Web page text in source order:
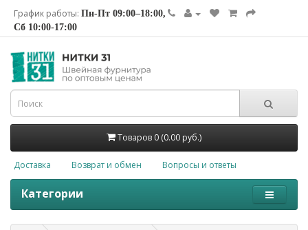
График работы: Пн-Пт 09:00–18:00,
Сб 10:00-17:00
Товаров 0 (0.00 руб.)
Доставка Возврат и обмен Вопросы и ответы
Категории